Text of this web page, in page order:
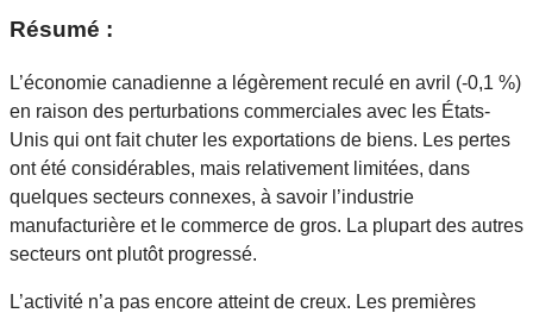
Résumé :
L’économie canadienne a légèrement reculé en avril (-0,1 %)
en raison des perturbations commerciales avec les États-
Unis qui ont fait chuter les exportations de biens. Les pertes
ont été considérables, mais relativement limitées, dans
quelques secteurs connexes, à savoir l’industrie
manufacturière et le commerce de gros. La plupart des autres
secteurs ont plutôt progressé.
L’activité n’a pas encore atteint de creux. Les premières